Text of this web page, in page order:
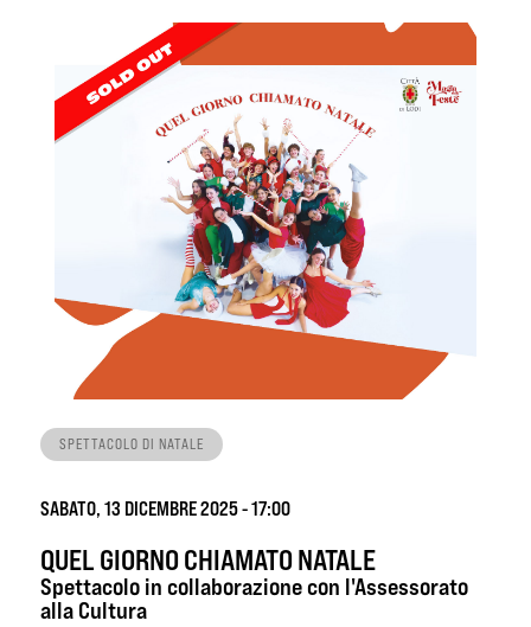
SPETTACOLO DI NATALE
SABATO, 13 DICEMBRE 2025 - 17:00
QUEL GIORNO CHIAMATO NATALE
Spettacolo in collaborazione con l'Assessorato
alla Cultura